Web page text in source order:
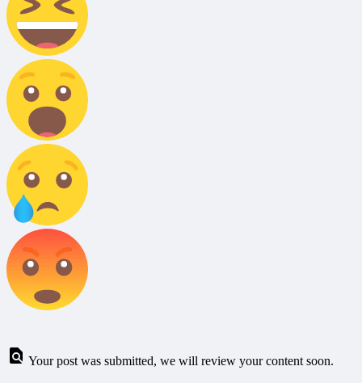
Your post was submitted, we will review your content soon.